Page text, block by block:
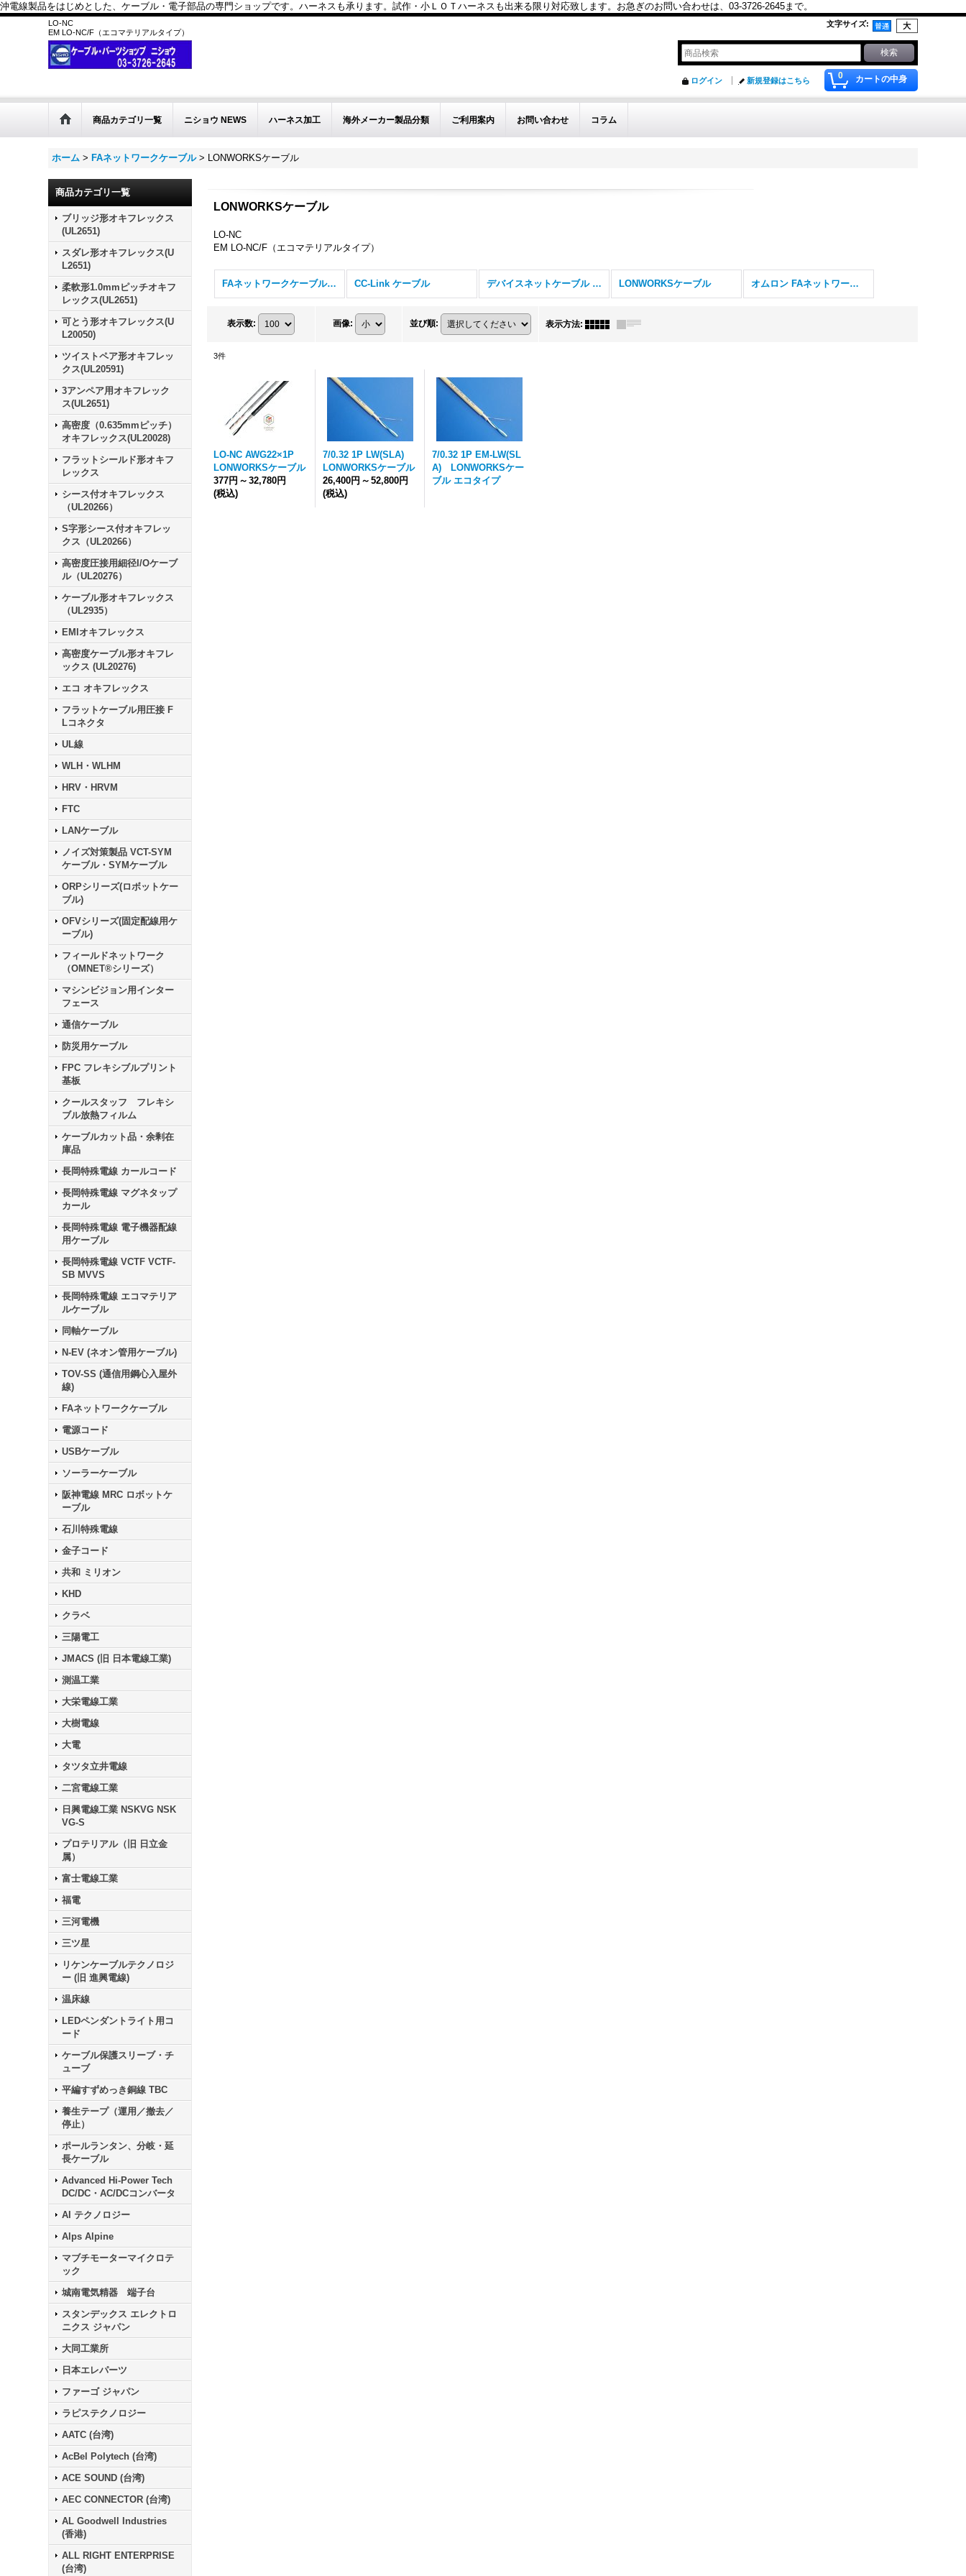
沖電線製品をはじめとした、ケーブル・電子部品の専門ショップです。ハーネスも承ります。試作・小ＬＯＴハーネスも出来る限り対応致します。お急ぎのお問い合わせは、03-3726-2645まで。
LO-NC
EM LO-NC/F（エコマテリアルタイプ）
文字サイズ:
0 カートの中身
ログイン 新規登録はこちら
商品カテゴリ一覧 ニショウ NEWS ハーネス加工 海外メーカー製品分類 ご利用案内 お問い合わせ コラム
ホーム > FAネットワークケーブル > LONWORKSケーブル
商品カテゴリ一覧
ブリッジ形オキフレックス
(UL2651)
スダレ形オキフレックス(U
L2651)
柔軟形1.0mmピッチオキフ
レックス(UL2651)
可とう形オキフレックス(U
L20050)
ツイストペア形オキフレッ
クス(UL20591)
3アンペア用オキフレック
ス(UL2651)
高密度（0.635mmピッチ）
オキフレックス(UL20028)
フラットシールド形オキフ
レックス
シース付オキフレックス
（UL20266）
S字形シース付オキフレッ
クス（UL20266）
高密度圧接用細径I/Oケーブ
ル（UL20276）
ケーブル形オキフレックス
（UL2935）
EMIオキフレックス
高密度ケーブル形オキフレ
ックス (UL20276)
エコ オキフレックス
フラットケーブル用圧接 F
Lコネクタ
UL線
WLH・WLHM
HRV・HRVM
FTC
LANケーブル
ノイズ対策製品 VCT-SYM
ケーブル・SYMケーブル
ORPシリーズ(ロボットケー
ブル)
OFVシリーズ(固定配線用ケ
ーブル)
フィールドネットワーク
（OMNET®シリーズ）
マシンビジョン用インター
フェース
通信ケーブル
防災用ケーブル
FPC フレキシブルプリント
基板
クールスタッフ フレキシ
ブル放熱フィルム
ケーブルカット品・余剰在
庫品
長岡特殊電線 カールコード
長岡特殊電線 マグネタップ
カール
長岡特殊電線 電子機器配線
用ケーブル
長岡特殊電線 VCTF VCTF-
SB MVVS
長岡特殊電線 エコマテリア
ルケーブル
同軸ケーブル
N-EV (ネオン管用ケーブル)
TOV-SS (通信用鋼心入屋外
線)
FAネットワークケーブル
電源コード
USBケーブル
ソーラーケーブル
阪神電線 MRC ロボットケ
ーブル
石川特殊電線
金子コード
共和 ミリオン
KHD
クラベ
三陽電工
JMACS (旧 日本電線工業)
測温工業
大栄電線工業
大樹電線
大電
タツタ立井電線
二宮電線工業
日興電線工業 NSKVG NSK
VG-S
プロテリアル（旧 日立金
属）
富士電線工業
福電
三河電機
三ツ星
リケンケーブルテクノロジ
ー (旧 進興電線)
温床線
LEDペンダントライト用コ
ード
ケーブル保護スリーブ・チ
ューブ
平編すずめっき銅線 TBC
養生テープ（運用／撤去／
停止）
ポールランタン、分岐・延
長ケーブル
Advanced Hi-Power Tech
DC/DC・AC/DCコンバータ
AI テクノロジー
Alps Alpine
マブチモーターマイクロテ
ック
城南電気精器 端子台
スタンデックス エレクトロ
ニクス ジャパン
大同工業所
日本エレパーツ
ファーゴ ジャパン
ラピステクノロジー
AATC (台湾)
AcBel Polytech (台湾)
ACE SOUND (台湾)
AEC CONNECTOR (台湾)
AL Goodwell Industries
(香港)
ALL RIGHT ENTERPRISE
(台湾)
LONWORKSケーブル
LO-NC
EM LO-NC/F（エコマテリアルタイプ）
FAネットワークケーブル (全商品) CC-Link ケーブル デバイスネットケーブル DVN LONWORKSケーブル オムロン FAネットワーク用
表示数: 画像: 並び順: 表示方法:
3件
LO-NC AWG22×1P
LONWORKSケーブル
377円 ～ 32,780円
(税込)
7/0.32 1P LW(SLA)
LONWORKSケーブル
26,400円 ～ 52,800円
(税込)
7/0.32 1P EM-LW(SL
A) LONWORKSケー
ブル エコタイプ